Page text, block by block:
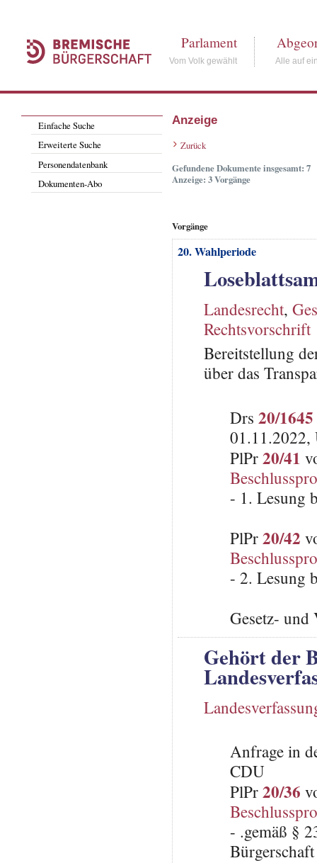
Parlament
Vom Volk gewählt Alle auf
Einfache Suche
Erweiterte Suche
Personendatenbank
Dokumenten-Abo
Anzeige
Zurück
Gefundene Dokumente insgesamt: 7
Anzeige: 3 Vorgänge
Vorgänge
20. Wahlperiode
Landesrecht,
Rechtsvorschrift
Bereitstellung
über das
Drs 20/1645
01.11.2022,
PlPr20/41
- 1. Lesung
PlPr20/42
- 2. Lesung
Gesetz-
Gehört der
Anfrage in
CDU
PlPr20/36
- .gemäß §